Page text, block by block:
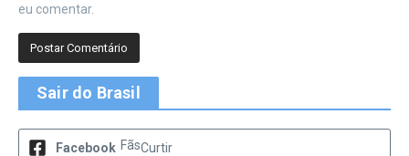
eu comentar.
Sair do Brasil
Facebook FãsCurtir